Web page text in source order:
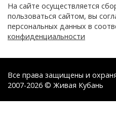
На сайте осуществляется
пользоваться сайтом, вы
персональных данных в
конфиденциальности
Все права защищены и
2007-2026 © Живая Кубань